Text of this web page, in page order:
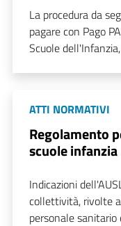
La procedura da
pagare con Pago
Scuole
ATTI NORMATIVI
Regolamento
scuole infanzia
Indicazioni
collettività, rivolte
personale